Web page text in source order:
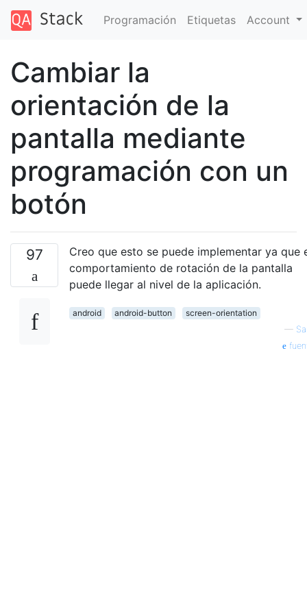
Programación Etiquetas Account
Cambiar la
orientación de la
pantalla mediante
programación con un
botón
97
Creo que esto se puede implementar ya que
comportamiento de rotación de la pantalla
puede llegar al nivel de la aplicación.
android android-button
screen-orientation
—